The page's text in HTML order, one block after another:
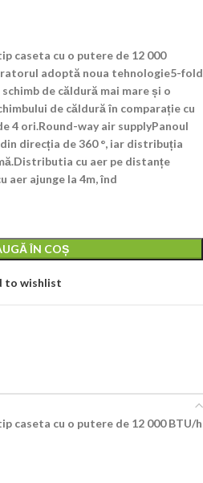
caseta cu o putere de 12 000
adoptă noua tehnologie5-fold
de căldură mai mare și o
de căldură în comparație cu
4 ori.Round-way air supplyPanoul
direcția de 360 °, iar distribuția
cu aer pe distanțe
aer ajunge la 4m, înd
ÎN COȘ
to wishlist
caseta cu o putere de 12 000 BTU/h